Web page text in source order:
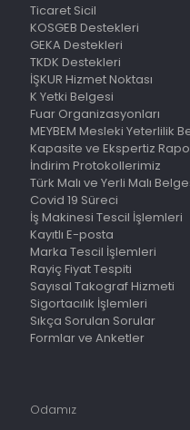
Ticaret Sicil
KOSGEB Destekleri
GEKA Destekleri
TKDK Destekleri
İŞKUR Hizmet Noktası
K Yetki Belgesi
Fuar Organizasyonları
MEYBEM Mesleki Yeterlilik
Kapasite ve Ekspertiz
İndirim Protokollerimiz
Türk Malı ve Yerli Malı
Covid 19 Süreci
İş Makinesi Tescil İşlemleri
Kayıtlı E-posta
Marka Tescil İşlemleri
Rayiç Fiyat Tespiti
Sayısal Takograf Hizmeti
Sigortacılık İşlemleri
Sıkça Sorulan Sorular
Formlar ve Anketler
Odamız